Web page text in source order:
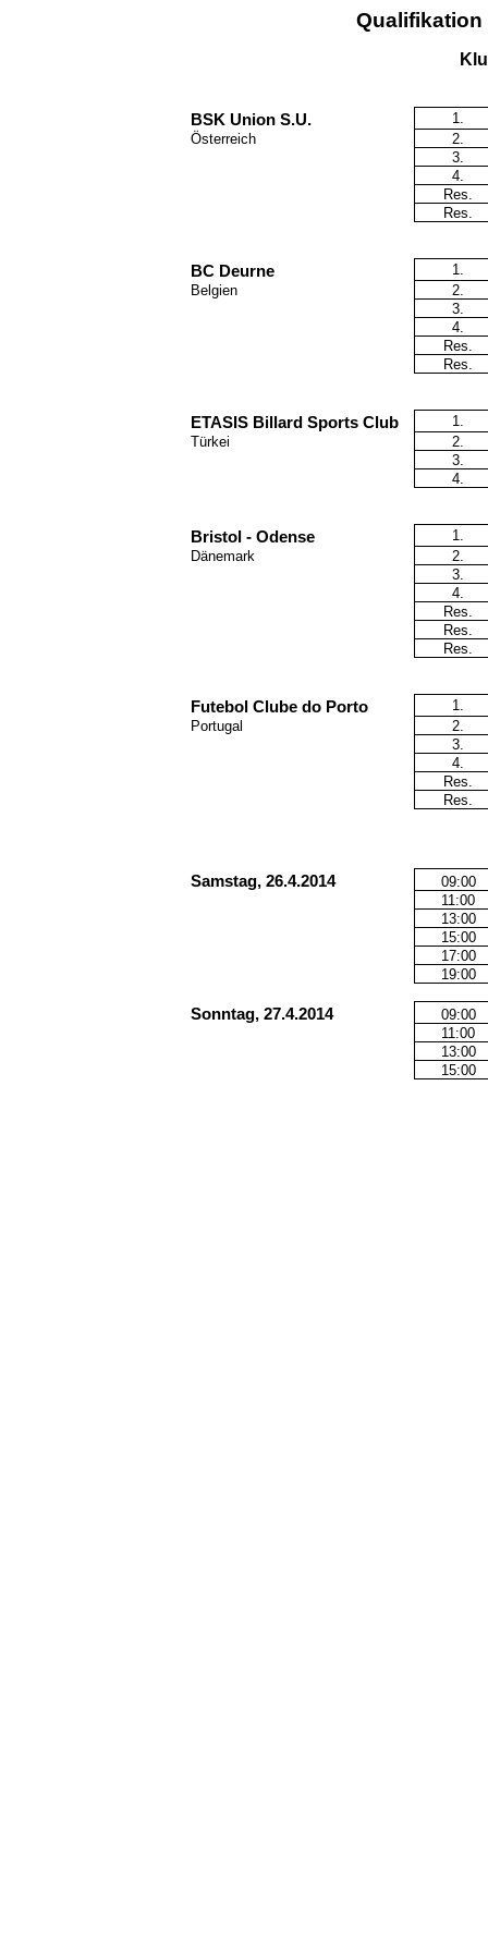
Qualifikation
BSK Union S.U.
1.
Österreich
2.
3.
4.
Res.
Res.
BC Deurne
1.
Belgien
2.
3.
4.
Res.
Res.
ETASIS Billard Sports Club
1.
Türkei
2.
3.
4.
Bristol - Odense
1.
Dänemark
2.
3.
4.
Res.
Res.
Res.
Futebol Clube do Porto
1.
Portugal
2.
3.
4.
Res.
Res.
Samstag, 26.4.2014
09:00
11:00
13:00
15:00
17:00
19:00
Sonntag, 27.4.2014
09:00
11:00
13:00
15:00